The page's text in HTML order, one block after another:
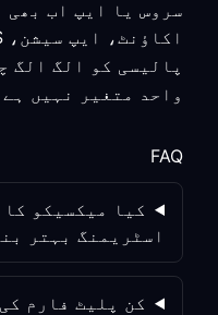
سروس یا ایپ اب بھی
پالیسی کو الگ الگ
واحد متغیر نہیں
FAQ
اسٹریمنگ بہتر
کن پلیٹ فارم